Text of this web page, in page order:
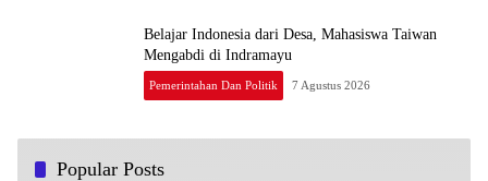
Belajar Indonesia dari Desa, Mahasiswa Taiwan
Pemerintahan Dan Politik 7 Agustus 2026
Popular Posts